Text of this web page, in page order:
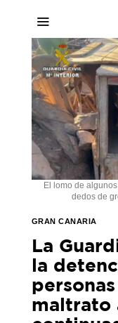
El lomo de
dedos de
GRAN CANARIA
La
la
maltrato